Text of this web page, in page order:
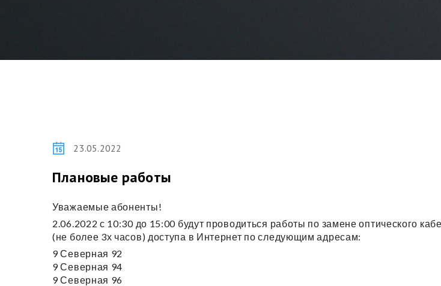
23.05.2022
Плановые работы
Уважаемые абоненты!
2.06.2022 с 10:30 до 15:00 будут проводиться работы по замене оптического
(не более 3х часов) доступа в Интернет по следующим адресам:
9 Северная 92
9 Северная 94
9 Северная 96